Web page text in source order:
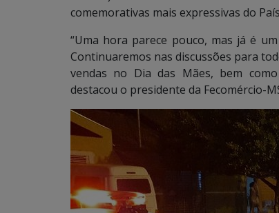
comemorativas mais expressivas do
“Uma hora parece pouco, mas já é
Continuaremos nas discussões para
vendas no Dia das Mães, bem
destacou o presidente da Fecomércio-